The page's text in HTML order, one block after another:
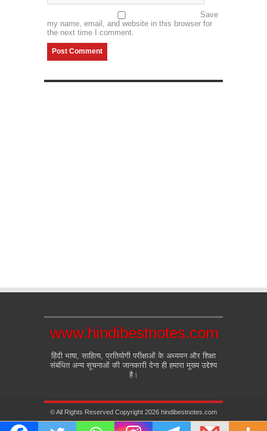
Save
my name, email, and website in this browser for
the next time I comment.
www.hindibestnotes.com
हिंदी भाषा, साहित्य, प्रतियोगी परीक्षाओं के अध्ययन और शिक्षा
संबंधित अन्य सूचनाओं की जानकारी देना ही हमारा मुख्य उद्देश्य
है।
© All Rights Reserved Copyright 2026 hindibestnotes.com